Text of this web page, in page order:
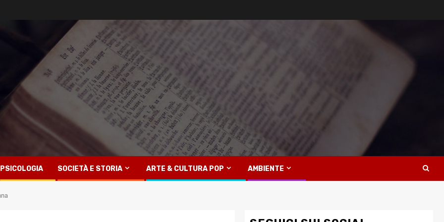
PSICOLOGIA SOCIETÀ E STORIA ARTE & CULTURA POP AMBIENTE